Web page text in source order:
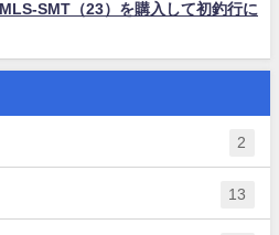
SMT（23）を購入して初釣行に
2
13